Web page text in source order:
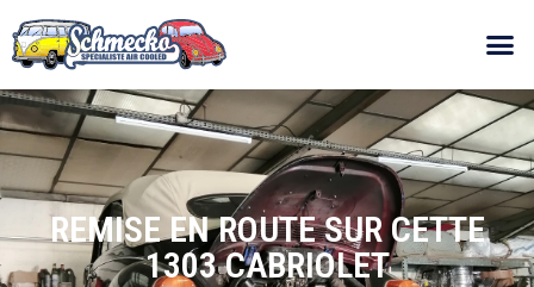
REMISE EN ROUTE SUR CETTE
1303 CABRIOLET